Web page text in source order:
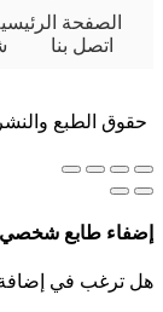
الصفحة
اتصل بنا
حقوق الطبع والنشر 2026 ديكو مارك آند غيفتس. بواسطة
إضفاء طابع
هل ترغب في إضافة